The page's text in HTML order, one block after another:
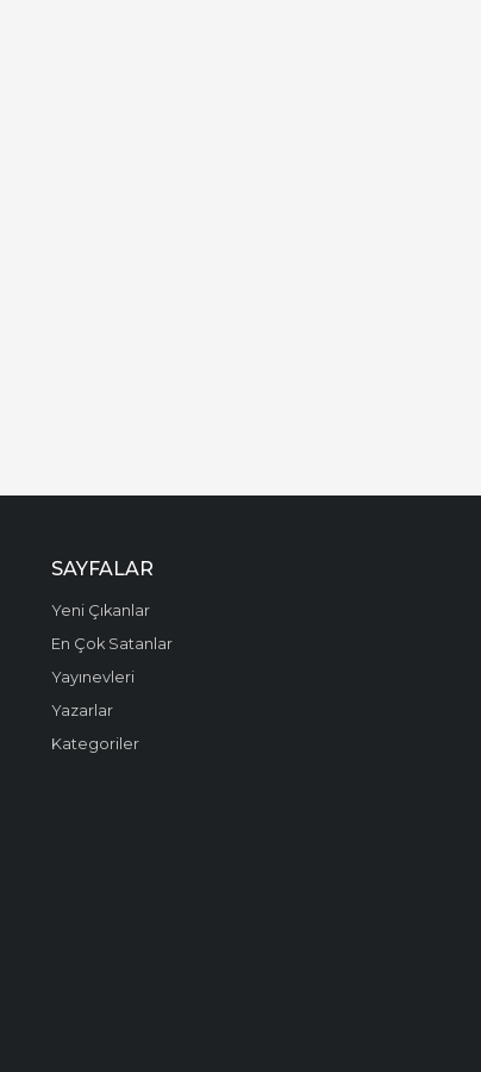
SAYFALAR
Yeni Çıkanlar
En Çok Satanlar
Yayınevleri
Yazarlar
Kategoriler